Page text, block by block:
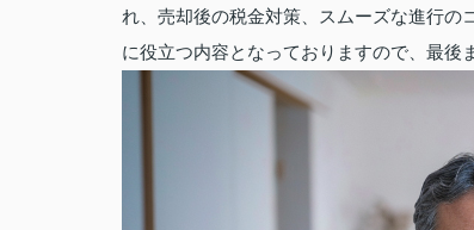
れ、売却後の税金対策、スムーズな進行
に役立つ内容となっておりますので、最後